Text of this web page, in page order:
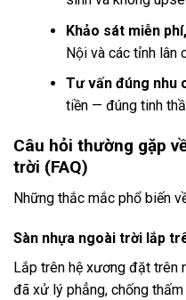
Khảo sát miễn
Nội và các tỉnh lân
Tư vấn đúng nhu
tiền — đúng tinh
Câu hỏi thường gặp
trời (FAQ)
Những thắc mắc phổ biến
Sàn nhựa ngoài trời lắp
Lắp trên hệ xương đặt trên
đã xử lý phẳng, chống